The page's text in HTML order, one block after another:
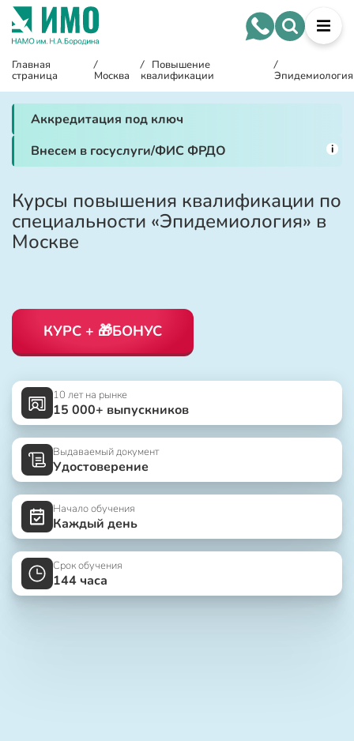
Главная
страница
/
Москва
/ Повышение
квалификации
/
Эпидемиология
Аккредитация под ключ
Внесем в госуслуги/ФИС ФРДО
i
Курсы повышения квалификации по
специальности «Эпидемиология» в
Москве
КУРС + 🎁БОНУС
10 лет на рынке
15 000+ выпускников
Выдаваемый документ
Удостоверение
Начало обучения
Каждый день
Срок обучения
144 часа